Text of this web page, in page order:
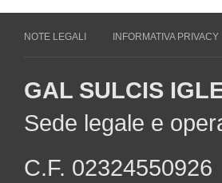
NOTE LEGALI INFORMATIVA PRIVACY
GAL SULCIS
Sede legale e
C.F.